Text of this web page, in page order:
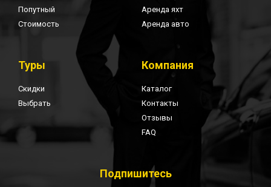
Попутный
Стоимость
Аренда яхт
Аренда авто
Туры
Скидки
Выбрать
Компания
Каталог
Контакты
Отзывы
FAQ
Подпишитесь